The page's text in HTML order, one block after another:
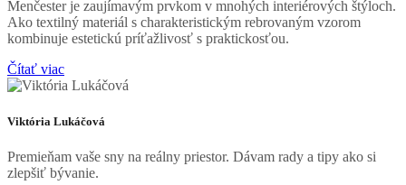
Menčester je zaujímavým prvkom v mnohých interiérových štýloch.
Ako textilný materiál s charakteristickým rebrovaným vzorom
kombinuje estetickú príťažlivosť s praktickosťou.
Čítať viac
Viktória Lukáčová
Premieňam vaše sny na reálny priestor. Dávam rady a tipy ako si
zlepšiť bývanie.